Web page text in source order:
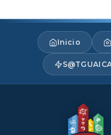
Inicio